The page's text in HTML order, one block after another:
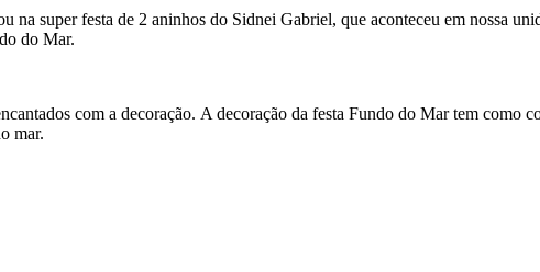
na super festa de 2 aninhos do Sidnei Gabriel, que aconteceu em nossa
do Mar.
com a decoração. A decoração da festa Fundo do Mar tem como
mar.